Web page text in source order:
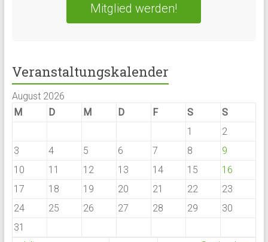
Mitglied werden!
Veranstaltungskalender
August 2026
M
D M D F S
S
1
2
3
4 5 6 7 8
9
10
11 12 13 14 15
16
17
18 19 20 21 22
23
24
25 26 27 28 29
30
31